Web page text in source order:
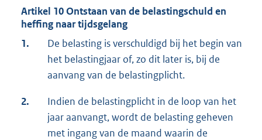
Artikel 10 Ontstaan van de belastingschuld en
heffing naar tijdsgelang
1.
De belasting is verschuldigd bij het begin van
het belastingjaar of, zo dit later is, bij de
aanvang van de belastingplicht.
2.
Indien de belastingplicht in de loop van het
jaar aanvangt, wordt de belasting geheven
met ingang van de maand waarin de